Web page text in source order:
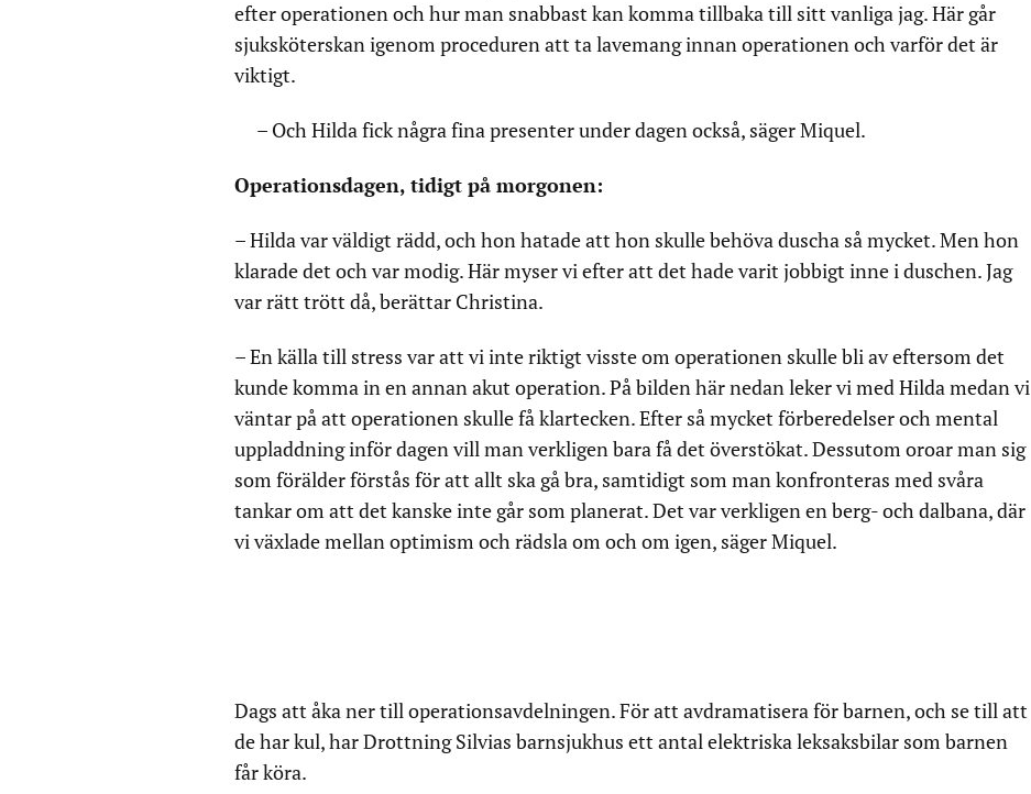
efter operationen och hur man snabbast kan komma tillbaka till sitt vanliga jag. Här går
sjuksköterskan igenom proceduren att ta lavemang innan operationen och varför det är
viktigt.
– Och Hilda fick några fina presenter under dagen också, säger Miquel.
Operationsdagen, tidigt på morgonen:
– Hilda var väldigt rädd, och hon hatade att hon skulle behöva duscha så mycket. Men hon
klarade det och var modig. Här myser vi efter att det hade varit jobbigt inne i duschen. Jag
var rätt trött då, berättar Christina.
– En källa till stress var att vi inte riktigt visste om operationen skulle bli av eftersom det
kunde komma in en annan akut operation. På bilden här nedan leker vi med Hilda medan vi
väntar på att operationen skulle få klartecken. Efter så mycket förberedelser och mental
uppladdning inför dagen vill man verkligen bara få det överstökat. Dessutom oroar man sig
som förälder förstås för att allt ska gå bra, samtidigt som man konfronteras med svåra
tankar om att det kanske inte går som planerat. Det var verkligen en berg- och dalbana, där
vi växlade mellan optimism och rädsla om och om igen, säger Miquel.
Dags att åka ner till operationsavdelningen. För att avdramatisera för barnen, och se till att
de har kul, har Drottning Silvias barnsjukhus ett antal elektriska leksaksbilar som barnen
får köra.